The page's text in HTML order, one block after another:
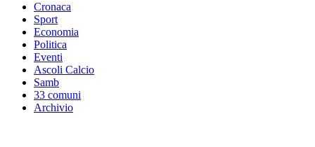
Cronaca
Sport
Economia
Politica
Eventi
Ascoli Calcio
Samb
33 comuni
Archivio